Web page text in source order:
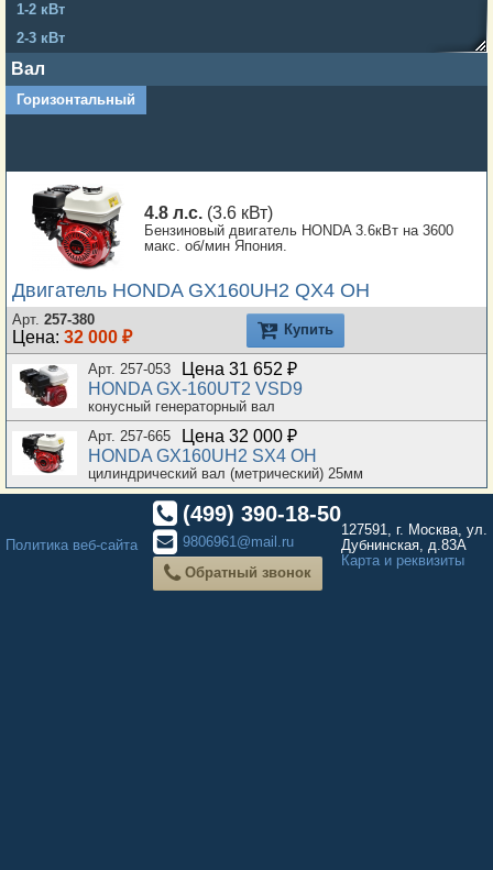
1-2 кВт
2-3 кВт
4-5 кВт
5-6 кВт
12-15 кВт
Вал
Горизонтальный
4.8 л.с. (3.6 кВт)
Бензиновый двигатель HONDA 3.6кВт на 3600
макс. об/мин Япония.
Двигатель HONDA GX160UH2 QX4 OH
Арт. 257-380
Цена: 32 000 ₽ Купить
Арт. 257-053
Цена 31 652 ₽
HONDA GX-160UT2 VSD9
конусный генераторный вал
Арт. 257-665
Цена 32 000 ₽
HONDA GX160UH2 SX4 OH
цилиндрический вал (метрический) 25мм
Политика веб-сайта
(499) 390-18-50
9806961@mail.ru
Обратный звонок
127591, г. Москва, ул.
Дубнинская, д.83А
Карта и реквизиты